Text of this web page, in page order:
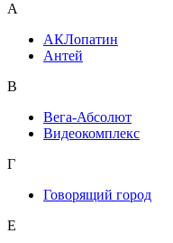
А
АКЛопатин
Антей
В
Вега-Абсолют
Видеокомплекс
Г
Говорящий город
Е